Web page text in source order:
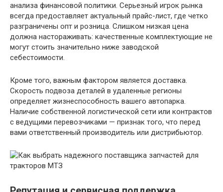
анализа финансовой политики. Серьезный игрок рынка
всегда предоставляет актуальный прайс-лист, где четко
разграничены опт и розница. Слишком низкая цена
должна настораживать: качественные комплектующие не
могут стоить значительно ниже заводской
себестоимости.
Кроме того, важным фактором является доставка.
Скорость подвоза деталей в удаленные регионы
определяет жизнеспособность вашего автопарка.
Наличие собственной логистической сети или контрактов
с ведущими перевозчиками — признак того, что перед
вами ответственный производитель или дистрибьютор.